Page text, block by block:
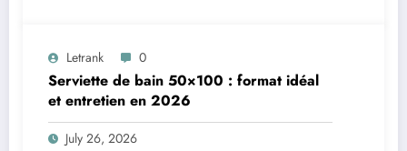
Letrank 0
Serviette de bain 50×100 : format idéal
et entretien en 2026
July 26, 2026